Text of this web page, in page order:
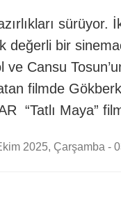
sürüyor.
değerli bir
ve Cansu
filmde
“Tatlı Maya”
2025, Çarşamba -